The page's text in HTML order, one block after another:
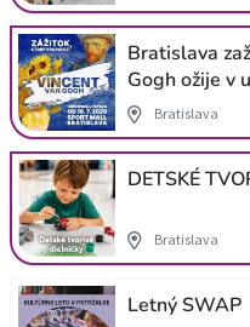
Bratislava
Gogh ožije v
Bratislava
DETSKÉ
Bratislava
Letný SWAP